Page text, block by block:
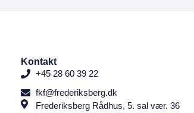
Kontakt
+45 28 60 39 22
fkf@frederiksberg.dk
Frederiksberg Rådhus, 5. sal vær. 36